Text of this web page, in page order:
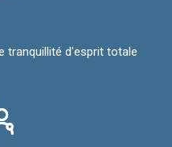
tranquillité d'esprit totale